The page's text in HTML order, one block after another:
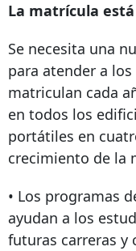
La matrícula
Se necesita una
para atender a
matriculan cada
en todos los
portátiles en
crecimiento de la
• Los programas
ayudan a los
futuras carreras y